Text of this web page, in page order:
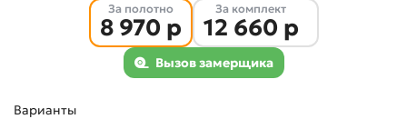
За полотно
8 970 р
За комплект
12 660 р
Вызов замерщика
Варианты